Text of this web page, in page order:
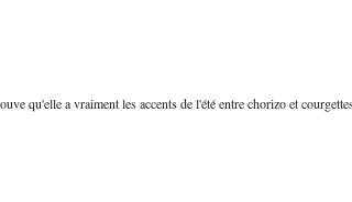
qu'elle a vraiment les accents de l'été entre chorizo et